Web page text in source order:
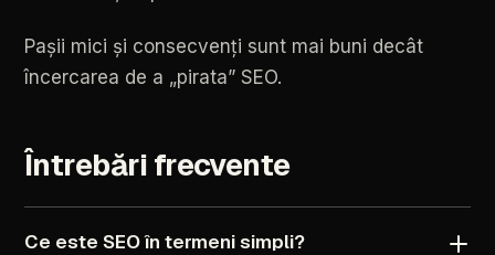
Pașii mici și consecvenți sunt mai buni decât
încercarea de a „pirata” SEO.
Întrebări frecvente
Ce este SEOîn termenisimpli?